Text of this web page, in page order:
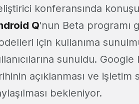
konferansında
Q'nun Beta programı
için kullanıma
sunuldu.
açıklanması ve
bekleniyor.